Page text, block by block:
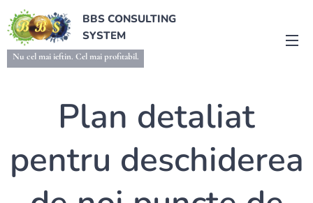
BBS CONSULTING
SYSTEM
Nu cel mai ieftin. Cel mai profitabil.
Plan detaliat
pentru deschiderea